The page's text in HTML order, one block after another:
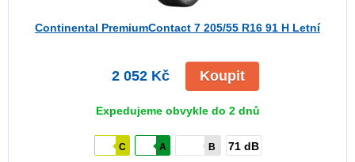
Continental PremiumContact 7 205/55 R16 91 H Letní
2 052 Kč Koupit
Expedujeme obvykle do 2 dnů
C A B 71 dB